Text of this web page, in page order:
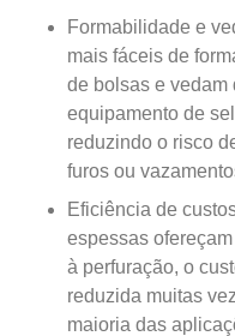
Formabilidade e
mais fáceis de
de bolsas e vedam
equipamento de
reduzindo o risco
furos ou
Eficiência de
espessas
à perfuração, o
reduzida muitas
maioria das